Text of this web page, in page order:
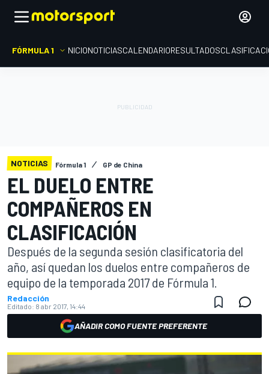
FÓRMULA 1 INICIONOTICIASCALENDARIORESULTADOS
NOTICIAS Fórmula 1 GP de China
EL DUELO ENTRE
COMPAÑEROS EN
CLASIFICACIÓN
Después de la segunda sesión clasificatoria del
año, así quedan los duelos entre compañeros de
equipo de la temporada 2017 de Fórmula 1.
Redacción
Editado: 8 abr 2017, 14:44
AÑADIR COMO FUENTE PREFERENTE